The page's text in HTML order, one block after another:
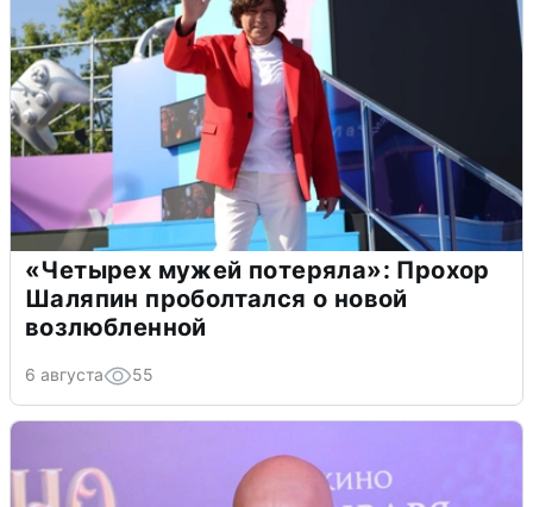
«Четырех мужей потеряла»: Прохор
Шаляпин проболтался о новой
возлюбленной
6 августа 55